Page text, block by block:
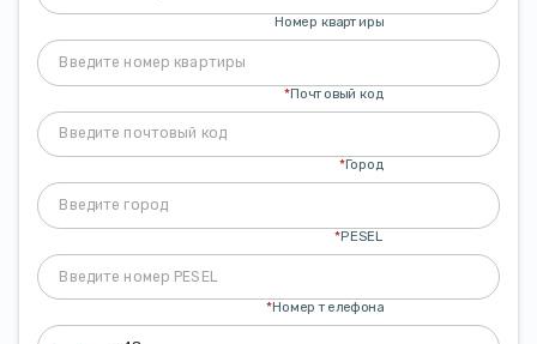
Номер квартиры
Почтовый код
*
Город
*
PESEL
*
Номер телефона
*